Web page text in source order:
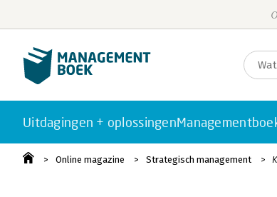
Uitdagingen + oplossingen
Online magazine Strategisch management